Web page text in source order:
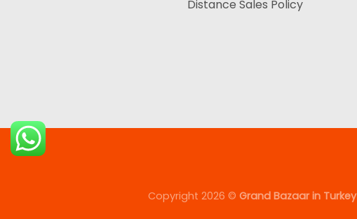
Distance Sales Policy
Copyright 2026 © Grand Bazaar in Turkey